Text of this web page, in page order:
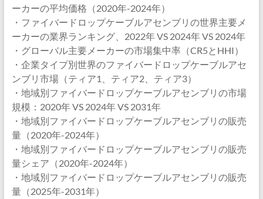
ーカーの平均価格（2020年-2024年）
・ファイバードロップケーブルアセンブリの世界主要メ
ーカーの業界ランキング、2022年 VS 2024年 VS 2024年
・グローバル主要メーカーの市場集中率（CR5とHHI）
・企業タイプ別世界のファイバードロップケーブルアセ
ンブリ市場（ティア1、ティア2、ティア3）
・地域別ファイバードロップケーブルアセンブリの市場
規模：2020年 VS 2024年 VS 2031年
・地域別ファイバードロップケーブルアセンブリの販売
量（2020年-2024年）
・地域別ファイバードロップケーブルアセンブリの販売
量シェア（2020年-2024年）
・地域別ファイバードロップケーブルアセンブリの販売
量（2025年-2031年）